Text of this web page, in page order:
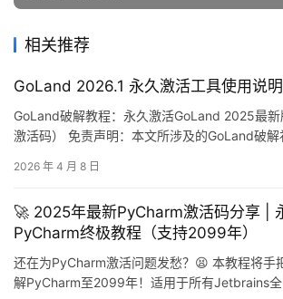
相关推荐
GoLand 2026.1 永久激活工具使用说明
GoLand破解教程：永久激活GoLand 2025最
激活码） 免责声明：本文所涉及的GoLand破
容存在侵权问题，请联系本人删除。经济条件
开发环境，具备强大的代码编辑与调…
2026 年 4 月 8 日
🚀 2025年最新PyCharm激活码分享 |
PyCharm终极教程（支持2099年）
还在为PyCharm激活问题发愁？😫 本教程将手
解PyCharm至2099年！适用于所有Jetbrains全